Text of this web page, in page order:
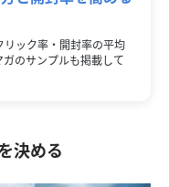
ック率・開封率の平均
のサンプルも掲載して
決める